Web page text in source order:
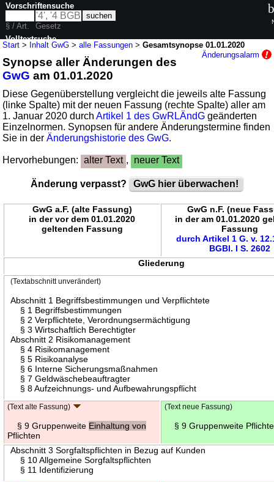
Start > Inhalt GwG >alle Fassungen >Gesamtsynopse 01.01.2020
Änderungsalarm
Synopse aller Änderungen des
GwG am 01.01.2020
Diese Gegenüberstellung vergleicht die jeweils alte Fassung
(linke Spalte) mit der neuen Fassung (rechte Spalte) aller am
1. Januar 2020 durchArtikel 1 des GwRLÄndG geänderten
Einzelnormen. Synopsen für andere Änderungstermine finden
Sie in derÄnderungshistorie des GwG.
Hervorhebungen: alter Text , neuer Text
Änderung verpasst? GwG hier überwachen!
GwG a.F. (alte Fassung)
in der vor dem 01.01.2020
geltenden Fassung
GwG n.F. (neue
in der am 01.01.2020
Fassung
durch Artikel 1 G. v.
BGBl. I S. 2602
Gliederung
(Textabschnitt unverändert)
Abschnitt 1 Begriffsbestimmungen und Verpflichtete
§ 1 Begriffsbestimmungen
§ 2 Verpflichtete, Verordnungsermächtigung
§ 3 Wirtschaftlich Berechtigter
Abschnitt 2 Risikomanagement
§ 4 Risikomanagement
§ 5 Risikoanalyse
§ 6 Interne Sicherungsmaßnahmen
§ 7 Geldwäschebeauftragter
§ 8 Aufzeichnungs- und Aufbewahrungspflicht
(Text alte Fassung)
§ 9 Gruppenweite Einhaltung von
Pflichten
(Text neue Fassung)
§ 9 Gruppenweite
Abschnitt 3 Sorgfaltspflichten in Bezug auf Kunden
§ 10 Allgemeine Sorgfaltspflichten
§ 11 Identifizierung
Vorschriftensuche
§ / Art.
Gesetz
Volltextsuche
nur in GwG